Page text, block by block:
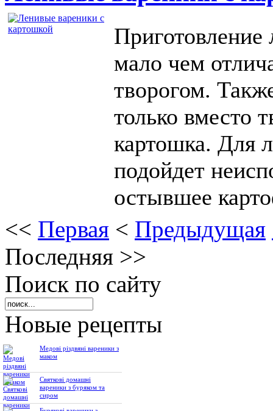
Приготовление
мало чем
творогом.
только вместо
картошка. Для
подойдет
остывшее
<< Первая < Предыдущая
Последняя >>
Поиск по сайту
Новые рецепты
Медові різдвяні вареники з
маком
Святкові домашні
вареники з буряком та
сиром